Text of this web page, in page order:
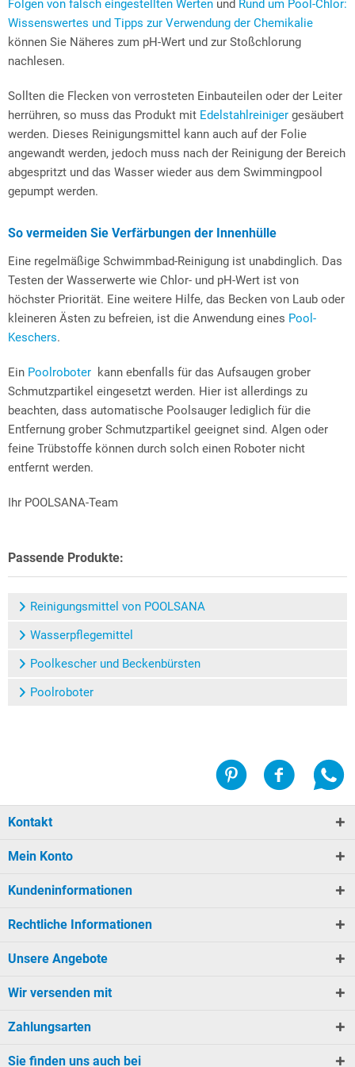
Folgen von falsch eingestellten Werten und Rund um Pool-Chlor:
Wissenswertes und Tipps zur Verwendung der Chemikalie
können Sie Näheres zum pH-Wert und zur Stoßchlorung
nachlesen.
Sollten die Flecken von verrosteten Einbauteilen oder der Leiter
herrühren, so muss das Produkt mit Edelstahlreiniger gesäubert
werden. Dieses Reinigungsmittel kann auch auf der Folie
angewandt werden, jedoch muss nach der Reinigung der Bereich
abgespritzt und das Wasser wieder aus dem Swimmingpool
gepumpt werden.
So vermeiden Sie Verfärbungen der Innenhülle
Eine regelmäßige Schwimmbad-Reinigung ist unabdinglich. Das
Testen der Wasserwerte wie Chlor- und pH-Wert ist von
höchster Priorität. Eine weitere Hilfe, das Becken von Laub oder
kleineren Ästen zu befreien, ist die Anwendung eines Pool-
Keschers.
Ein Poolroboter kann ebenfalls für das Aufsaugen grober
Schmutzpartikel eingesetzt werden. Hier ist allerdings zu
beachten, dass automatische Poolsauger lediglich für die
Entfernung grober Schmutzpartikel geeignet sind. Algen oder
feine Trübstoffe können durch solch einen Roboter nicht
entfernt werden.
Ihr POOLSANA-Team
Passende Produkte:
Reinigungsmittel von POOLSANA
Wasserpflegemittel
Poolkescher und Beckenbürsten
Poolroboter
Kontakt
Mein Konto
Kundeninformationen
Rechtliche Informationen
Unsere Angebote
Wir versenden mit
Zahlungsarten
Sie finden uns auch bei